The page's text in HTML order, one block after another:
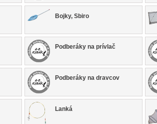
Bojky, Sbiro
Podberáky na prívlač
Podberáky na dravcov
Lanká